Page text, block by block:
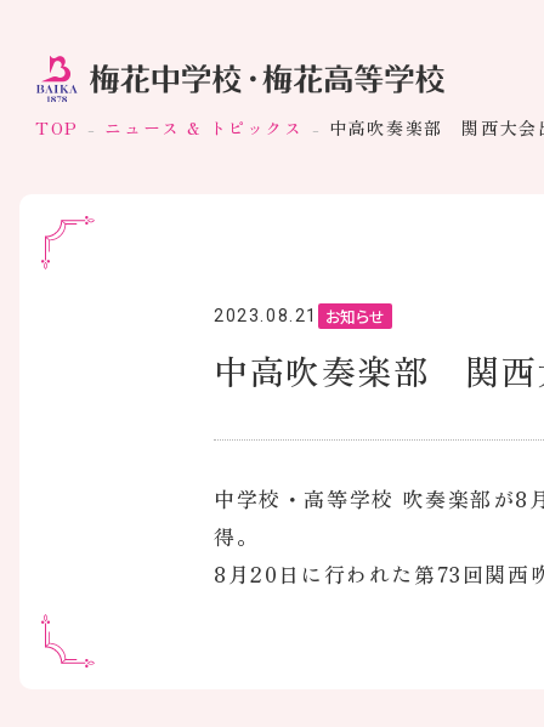
TOP ニュース & トピックス 中高吹奏楽部 関西大会
2023.08.21 お知らせ
中高吹奏楽部 関西
中学校・高等学校 吹奏楽部が8
得。
8月20日に行われた第73回関西